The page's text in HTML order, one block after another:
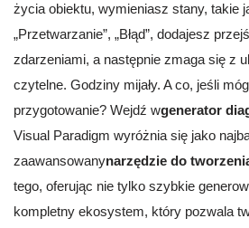
życia obiektu, wymieniasz stany, takie
„Przetwarzanie”, „Błąd”, dodajesz
zdarzeniami, a następnie zmaga się z
czytelne. Godziny mijały. A co, jeśli
przygotowanie? Wejdź wgenerator
Visual Paradigm wyróżnia się jako
zaawansowanynarzędzie do
tego, oferując nie tylko szybkie
kompletny ekosystem, który pozwala